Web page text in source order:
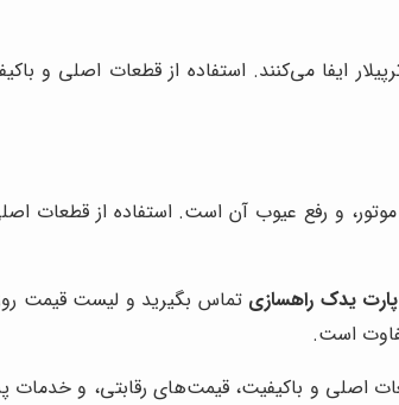
ایفا می‌کنند. استفاده از قطعات اصلی و
و رفع عیوب آن است. استفاده از قطعات
پارت یدک راهسازی تماس بگیرید و لیست قیمت
است.
اصلی و باکیفیت، قیمت‌های رقابتی، و